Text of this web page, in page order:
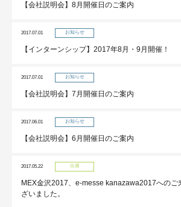
【会社説明会】8月開催日のご案内
2017.07.01 お知らせ
【インターンシップ】2017年8月・9月開催！
2017.07.01 お知らせ
【会社説明会】7月開催日のご案内
2017.06.01 お知らせ
【会社説明会】6月開催日のご案内
2017.05.22 出展
MEX金沢2017、e-messe kanazawa2017へのご
ざいました。